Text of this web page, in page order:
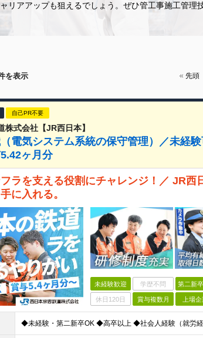
リアアップも狙えるでしょう。ぜひ管工事施工管理
を表示 先頭
自己PR不要
株式会社【JR西日本】
電気システム系統の保守管理）／未経
ヶ月分
ラを支える役割にチャレンジ！／ JR西
に入れる。
未経験歓迎 学歴不問 第二新
休日120日 賞与複数月 上場